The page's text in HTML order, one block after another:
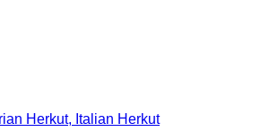
Herkut, Italian Herkut